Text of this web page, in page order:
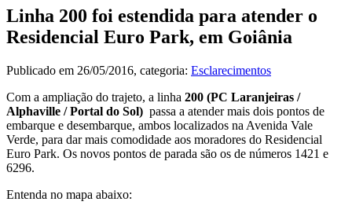
Linha 200 foi estendida para atender o
Residencial Euro Park, em Goiânia
Publicado em 26/05/2016, categoria: Esclarecimentos
Com a ampliação do trajeto, a linha 200 (PC Laranjeiras /
Alphaville / Portal do Sol) passa a atender mais dois pontos de
embarque e desembarque, ambos localizados na Avenida Vale
Verde, para dar mais comodidade aos moradores do Residencial
Euro Park. Os novos pontos de parada são os de números 1421 e
6296.
Entenda no mapa abaixo: